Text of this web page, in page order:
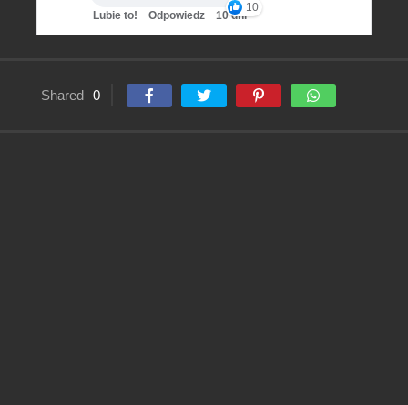
10
Lubie to! Odpowiedz 10 dni
Shared 0